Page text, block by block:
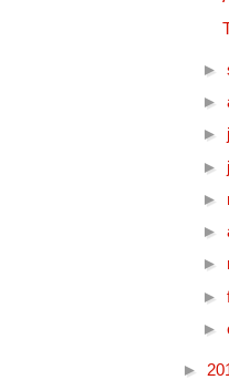
►
►
►
►
►
►
►
►
►
►